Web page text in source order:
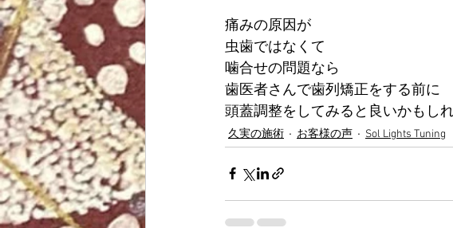
痛みの原因が
虫歯ではなくて
噛合せの問題なら
歯医者さんで歯列矯正をする前に
頭蓋調整をしてみると良いかもし
久実の施術 お客様の声 Sol Lights Tuning